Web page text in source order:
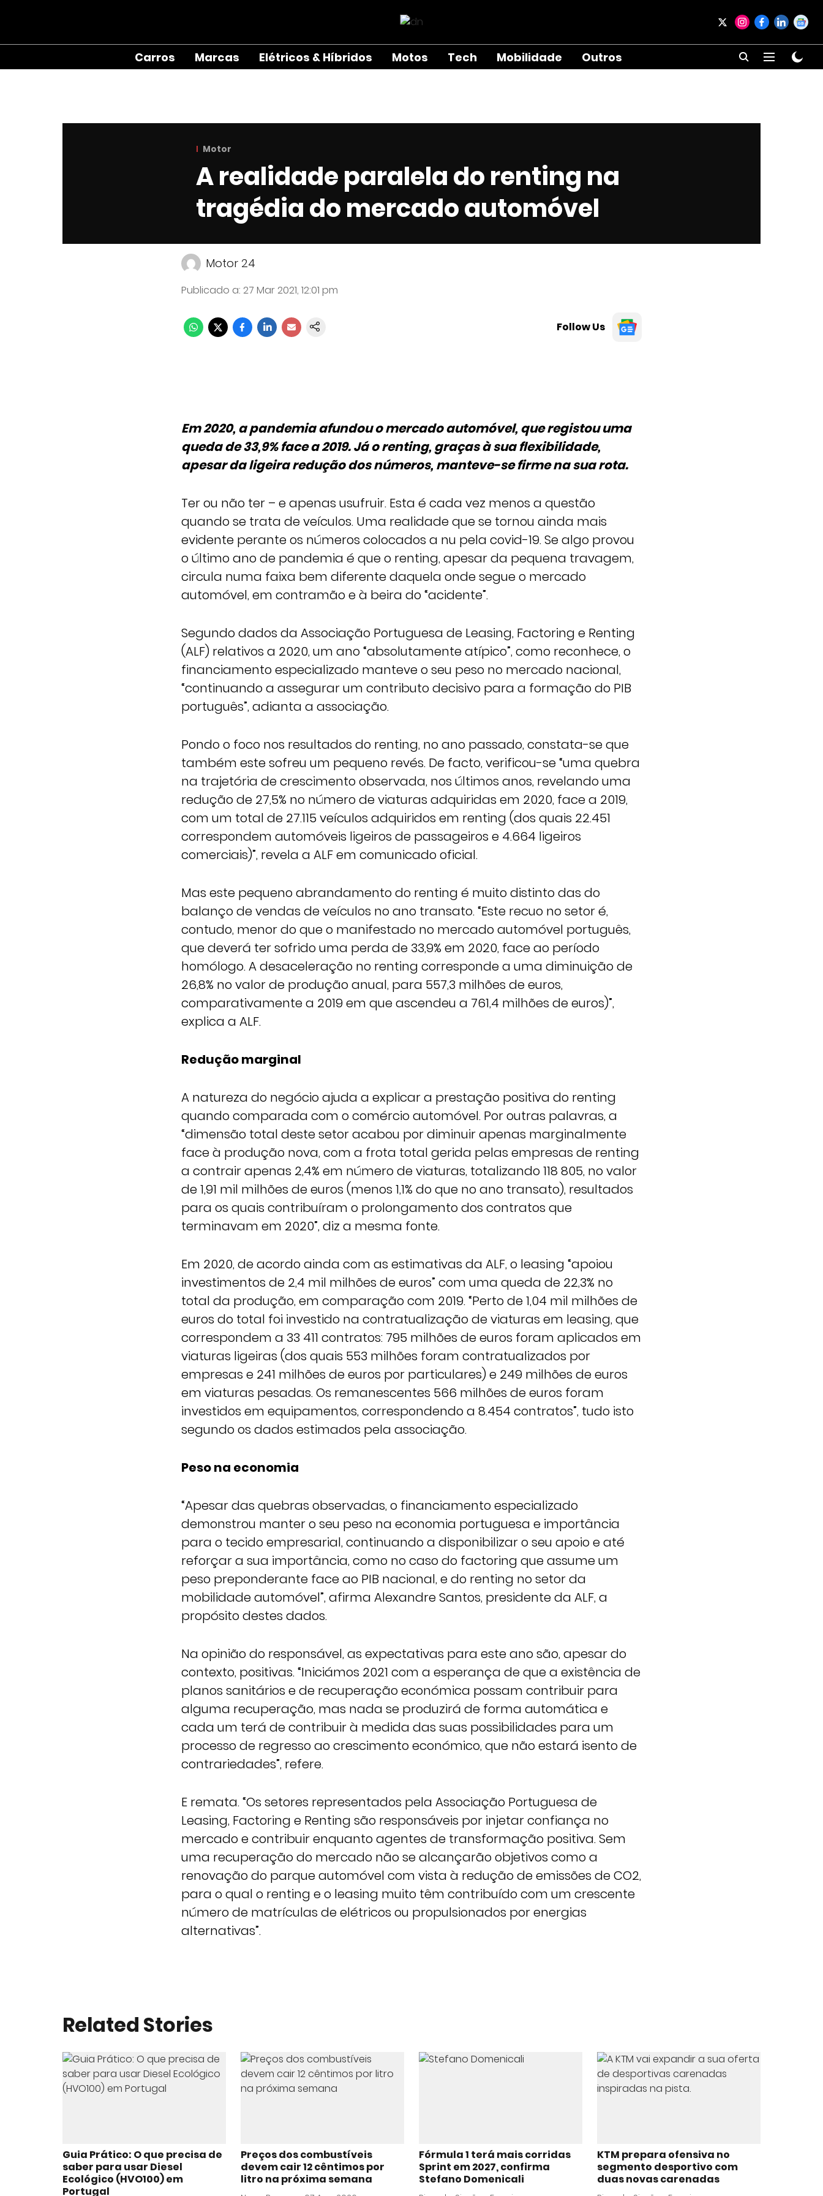
Carros Marcas Elétricos & Híbridos Motos Tech Mobilidade Outros
Motor
A realidade paralela do renting na
tragédia do mercado automóvel
Motor 24
Publicado a: 27 Mar 2021, 12:01 pm
Follow Us
Em 2020, a pandemia afundou o mercado automóvel, que registou uma
queda de 33,9% face a 2019. Já o renting, graças à sua flexibilidade,
apesar da ligeira redução dos números, manteve-se firme na sua rota.
Ter ou não ter – e apenas usufruir. Esta é cada vez menos a questão
quando se trata de veículos. Uma realidade que se tornou ainda mais
evidente perante os números colocados a nu pela covid-19. Se algo provou
o último ano de pandemia é que o renting, apesar da pequena travagem,
circula numa faixa bem diferente daquela onde segue o mercado
automóvel, em contramão e à beira do “acidente”.
Segundo dados da Associação Portuguesa de Leasing, Factoring e Renting
(ALF) relativos a 2020, um ano “absolutamente atípico”, como reconhece, o
financiamento especializado manteve o seu peso no mercado nacional,
“continuando a assegurar um contributo decisivo para a formação do PIB
português”, adianta a associação.
Pondo o foco nos resultados do renting, no ano passado, constata-se que
também este sofreu um pequeno revés. De facto, verificou-se “uma quebra
na trajetória de crescimento observada, nos últimos anos, revelando uma
redução de 27,5% no número de viaturas adquiridas em 2020, face a 2019,
com um total de 27.115 veículos adquiridos em renting (dos quais 22.451
correspondem automóveis ligeiros de passageiros e 4.664 ligeiros
comerciais)”, revela a ALF em comunicado oficial.
Mas este pequeno abrandamento do renting é muito distinto das do
balanço de vendas de veículos no ano transato. “Este recuo no setor é,
contudo, menor do que o manifestado no mercado automóvel português,
que deverá ter sofrido uma perda de 33,9% em 2020, face ao período
homólogo. A desaceleração no renting corresponde a uma diminuição de
26,8% no valor de produção anual, para 557,3 milhões de euros,
comparativamente a 2019 em que ascendeu a 761,4 milhões de euros)”,
explica a ALF.
Redução marginal
A natureza do negócio ajuda a explicar a prestação positiva do renting
quando comparada com o comércio automóvel. Por outras palavras, a
“dimensão total deste setor acabou por diminuir apenas marginalmente
face à produção nova, com a frota total gerida pelas empresas de renting
a contrair apenas 2,4% em número de viaturas, totalizando 118 805, no valor
de 1,91 mil milhões de euros (menos 1,1% do que no ano transato), resultados
para os quais contribuíram o prolongamento dos contratos que
terminavam em 2020”, diz a mesma fonte.
Em 2020, de acordo ainda com as estimativas da ALF, o leasing “apoiou
investimentos de 2,4 mil milhões de euros” com uma queda de 22,3% no
total da produção, em comparação com 2019. “Perto de 1,04 mil milhões de
euros do total foi investido na contratualização de viaturas em leasing, que
correspondem a 33 411 contratos: 795 milhões de euros foram aplicados em
viaturas ligeiras (dos quais 553 milhões foram contratualizados por
empresas e 241 milhões de euros por particulares) e 249 milhões de euros
em viaturas pesadas. Os remanescentes 566 milhões de euros foram
investidos em equipamentos, correspondendo a 8.454 contratos”, tudo isto
segundo os dados estimados pela associação.
Peso na economia
“Apesar das quebras observadas, o financiamento especializado
demonstrou manter o seu peso na economia portuguesa e importância
para o tecido empresarial, continuando a disponibilizar o seu apoio e até
reforçar a sua importância, como no caso do factoring que assume um
peso preponderante face ao PIB nacional, e do renting no setor da
mobilidade automóvel”, afirma Alexandre Santos, presidente da ALF, a
propósito destes dados.
Na opinião do responsável, as expectativas para este ano são, apesar do
contexto, positivas. “Iniciámos 2021 com a esperança de que a existência de
planos sanitários e de recuperação económica possam contribuir para
alguma recuperação, mas nada se produzirá de forma automática e
cada um terá de contribuir à medida das suas possibilidades para um
processo de regresso ao crescimento económico, que não estará isento de
contrariedades”, refere.
E remata. “Os setores representados pela Associação Portuguesa de
Leasing, Factoring e Renting são responsáveis por injetar confiança no
mercado e contribuir enquanto agentes de transformação positiva. Sem
uma recuperação do mercado não se alcançarão objetivos como a
renovação do parque automóvel com vista à redução de emissões de CO2,
para o qual o renting e o leasing muito têm contribuído com um crescente
número de matrículas de elétricos ou propulsionados por energias
alternativas”.
Related Stories
Guia Prático: O que precisa de
saber para usar Diesel
Ecológico (HVO100) em
Portugal
Preços dos combustíveis
devem cair 12 cêntimos por
litro na próxima semana
Fórmula 1 terá mais corridas
Sprint em 2027, confirma
Stefano Domenicali
KTM prepara ofensiva no
segmento desportivo com
duas novas carenadas